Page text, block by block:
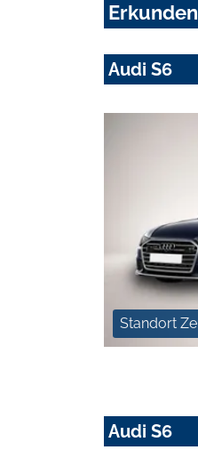
Audi S6
Standort
Audi S6